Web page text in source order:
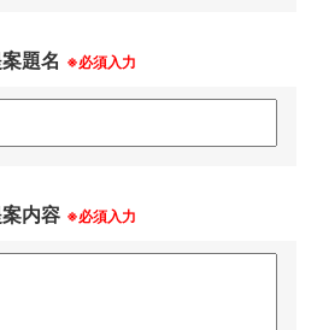
題名 ※必須入力
内容 ※必須入力